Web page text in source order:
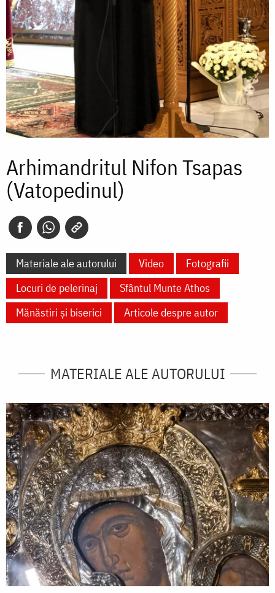
Arhimandritul Nifon Tsapas
(Vatopedinul)
Materiale ale autorului Video
Fotografii
Locuri de pelerinaj
Sfântul Munte Athos
Mănăstiri și biserici
Articole despre autor
MATERIALE ALE AUTORULUI